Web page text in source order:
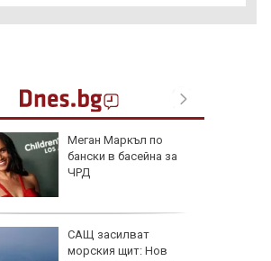
Меган Маркъл по
бански в басейна за
ЧРД
САЩ засилват
морския щит: Нов